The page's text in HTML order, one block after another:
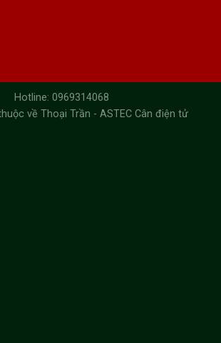
Hotline: 0969314068
về Thoại Trần - ASTEC Cân điện tử